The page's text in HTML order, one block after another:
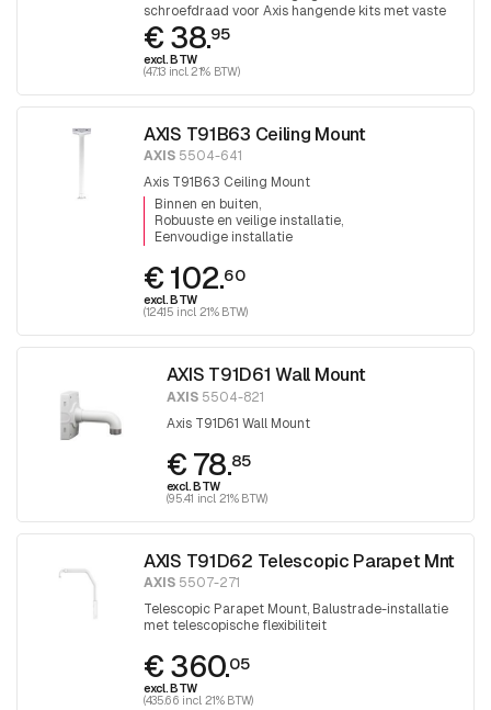
schroefdraad voor Axis hangende kits met vaste
koepel.
€ 38.95
excl. BTW
(47.13 incl. 21% BTW)
AXIS T91B63 Ceiling Mount
AXIS 5504-641
Axis T91B63 Ceiling Mount
Binnen en buiten
Robuuste en veilige installatie
Eenvoudige installatie
€ 102.60
excl. BTW
(124.15 incl. 21% BTW)
AXIS T91D61 Wall Mount
AXIS5504-821
Axis T91D61 Wall Mount
€ 78.85
excl. BTW
(95.41 incl. 21% BTW)
AXIS T91D62 Telescopic Parapet Mnt
AXIS 5507-271
Telescopic Parapet Mount, Balustrade-installatie
met telescopische flexibiliteit
€ 360.05
excl. BTW
(435.66 incl. 21% BTW)